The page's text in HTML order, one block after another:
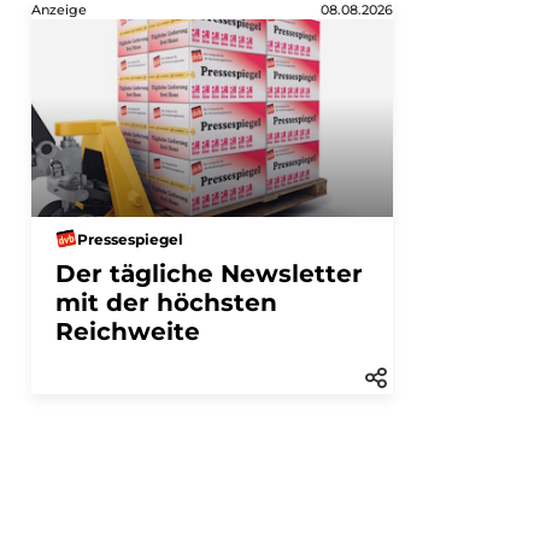
Anzeige 08.08.2026
Pressespiegel
Der tägliche Newsletter
mit der höchsten
Reichweite